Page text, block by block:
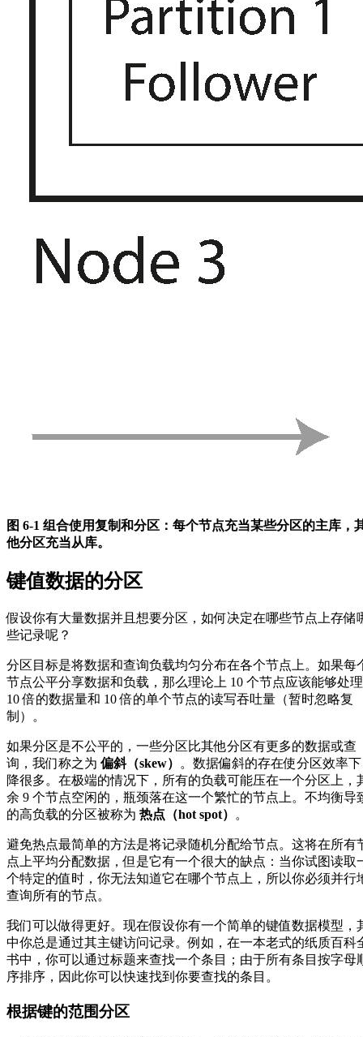
图 6-1 组合使用复制和分区：每个节点充当某些分区的主库，
他分区充当从库。
键值数据的分区
假设你有大量数据并且想要分区，如何决定在哪些节点上存储
些记录呢？
分区目标是将数据和查询负载均匀分布在各个节点上。如果每
节点公平分享数据和负载，那么理论上 10 个节点应该能够处理
10 倍的数据量和 10 倍的单个节点的读写吞吐量（暂时忽略复
制）。
如果分区是不公平的，一些分区比其他分区有更多的数据或查
询，我们称之为 偏斜（skew）
。数据偏斜的存在使分区效率下
降很多。在极端的情况下，所有的负载可能压在一个分区上，
余 9 个节点空闲的，瓶颈落在这一个繁忙的节点上。不均衡导
的高负载的分区被称为 热点（hot spot） 。
避免热点最简单的方法是将记录随机分配给节点。这将在所有
点上平均分配数据，但是它有一个很大的缺点：当你试图读取
个特定的值时，你无法知道它在哪个节点上，所以你必须并行
查询所有的节点。
我们可以做得更好。现在假设你有一个简单的键值数据模型，
中你总是通过其主键访问记录。例如，在一本老式的纸质百科
书中，你可以通过标题来查找一个条目；由于所有条目按字母
序排序，因此你可以快速找到你要查找的条目。
根据键的范围分区